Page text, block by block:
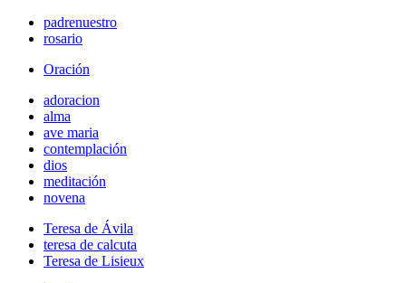
padrenuestro
rosario
Oración
adoracion
alma
ave maria
contemplación
dios
meditación
novena
Teresa de Ávila
teresa de calcuta
Teresa de Lisieux